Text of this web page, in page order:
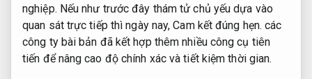
nghiệp. Nếu như trước đây thám tử chủ yếu dựa vào
quan sát trực tiếp thì ngày nay,Cam kết đúng hẹn. các
công ty bài bản đã kết hợp thêm nhiều công cụ tiên
tiến để nâng cao độ chính xác và tiết kiệm thời gian.